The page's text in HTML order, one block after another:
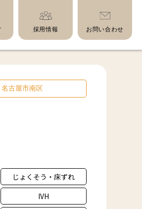
採用情報 お問い合わせ
名古屋市南区
じょくそう・床ずれ
IVH